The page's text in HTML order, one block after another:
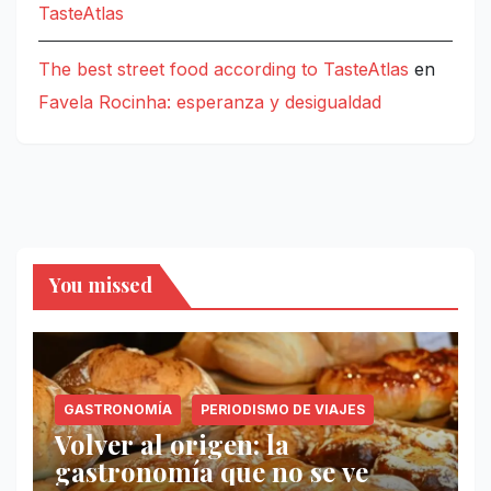
TasteAtlas
The best street food according to TasteAtlas en
Favela Rocinha: esperanza y desigualdad
You missed
GASTRONOMÍA PERIODISMO DE VIAJES
Volver al origen: la
gastronomía que no se ve